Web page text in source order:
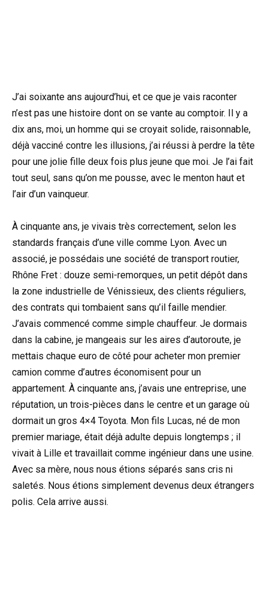
J’ai soixante ans aujourd’hui, et ce que je vais raconter
n’est pas une histoire dont on se vante au comptoir. Il y a
dix ans, moi, un homme qui se croyait solide, raisonnable,
déjà vacciné contre les illusions, j’ai réussi à perdre la tête
pour une jolie fille deux fois plus jeune que moi. Je l’ai fait
tout seul, sans qu’on me pousse, avec le menton haut et
l’air d’un vainqueur.
À cinquante ans, je vivais très correctement, selon les
standards français d’une ville comme Lyon. Avec un
associé, je possédais une société de transport routier,
Rhône Fret : douze semi-remorques, un petit dépôt dans
la zone industrielle de Vénissieux, des clients réguliers,
des contrats qui tombaient sans qu’il faille mendier.
J’avais commencé comme simple chauffeur. Je dormais
dans la cabine, je mangeais sur les aires d’autoroute, je
mettais chaque euro de côté pour acheter mon premier
camion comme d’autres économisent pour un
appartement. À cinquante ans, j’avais une entreprise, une
réputation, un trois-pièces dans le centre et un garage où
dormait un gros 4×4 Toyota. Mon fils Lucas, né de mon
premier mariage, était déjà adulte depuis longtemps ; il
vivait à Lille et travaillait comme ingénieur dans une usine.
Avec sa mère, nous nous étions séparés sans cris ni
saletés. Nous étions simplement devenus deux étrangers
polis. Cela arrive aussi.